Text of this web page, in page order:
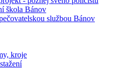
škola Bánov
službou Bánov
kroje